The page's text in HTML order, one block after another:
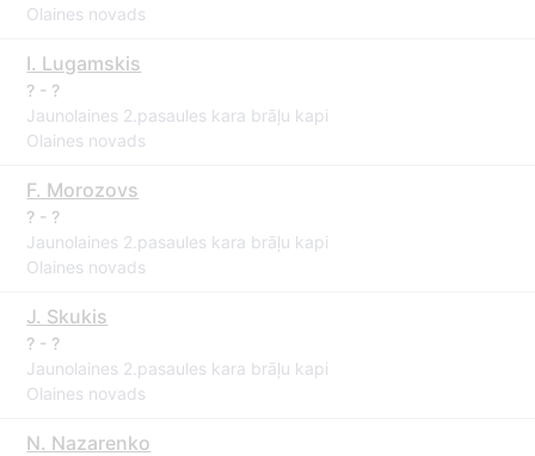
Olaines novads
I. Lugamskis
? - ?
Jaunolaines 2.pasaules kara brāļu kapi
Olaines novads
F. Morozovs
? - ?
Jaunolaines 2.pasaules kara brāļu kapi
Olaines novads
J. Skukis
? - ?
Jaunolaines 2.pasaules kara brāļu kapi
Olaines novads
N. Nazarenko